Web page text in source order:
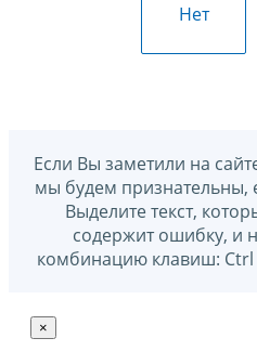
Нет
Если Вы заметили на
мы будем признательны,
Выделите текст,
содержит ошибку, и
комбинацию клавиш:
×